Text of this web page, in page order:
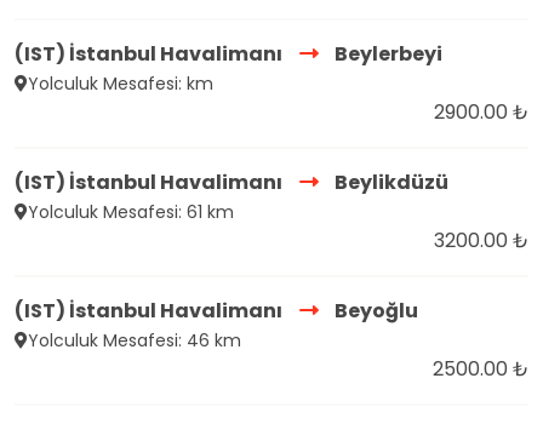
(IST) İstanbul Havalimanı Beylerbeyi
Yolculuk Mesafesi: km
2900.00 ₺
(IST) İstanbul Havalimanı Beylikdüzü
Yolculuk Mesafesi: 61 km
3200.00 ₺
(IST) İstanbul Havalimanı Beyoğlu
Yolculuk Mesafesi: 46 km
2500.00 ₺